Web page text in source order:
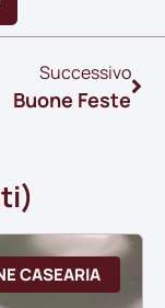
Successivo
Buone Feste
CASEARIA